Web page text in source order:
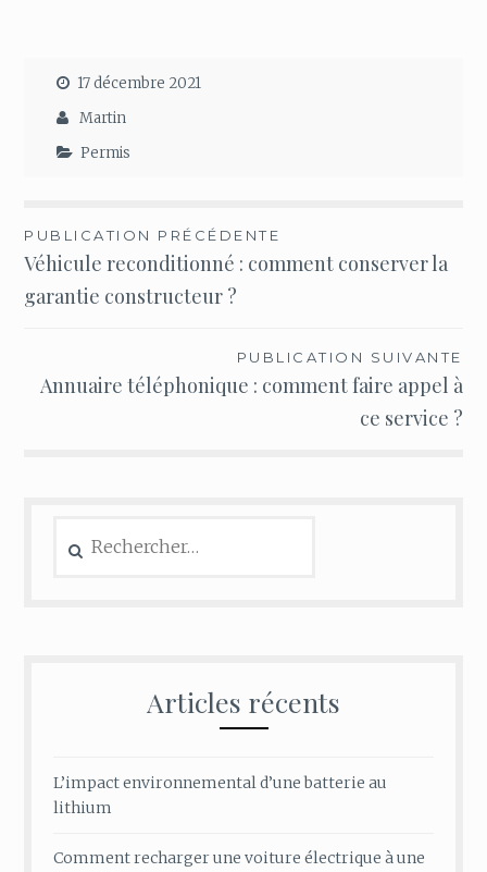
17 décembre 2021
Martin
Permis
Navigation
de
l’article
PUBLICATION PRÉCÉDENTE
Véhicule reconditionné : comment conserver la
garantie constructeur ?
PUBLICATION SUIVANTE
Annuaire téléphonique : comment faire appel à
ce service ?
Articles récents
L’impact environnemental d’une batterie au
lithium
Comment recharger une voiture électrique à une